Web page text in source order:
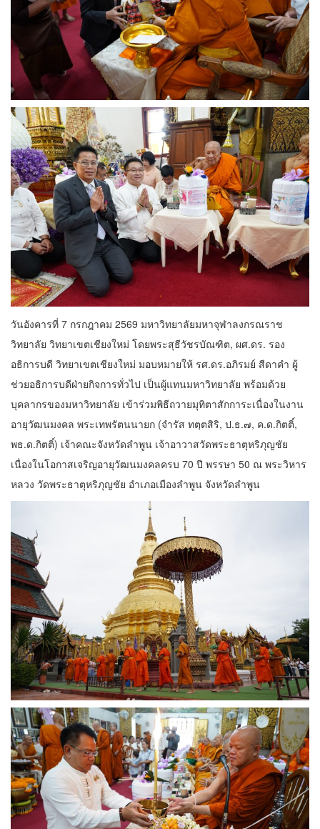
วันอังคารที่ 7 กรกฎาคม 2569 มหาวิทยาลัยมหาจุฬาลงกรณราช
วิทยาลัย วิทยาเขตเชียงใหม่ โดยพระสุธีวัชรบัณฑิต, ผศ.ดร. รอง
อธิการบดี วิทยาเขตเชียงใหม่ มอบหมายให้ รศ.ดร.อภิรมย์ สีดาคำ ผู้
ช่วยอธิการบดีฝ่ายกิจการทั่วไป เป็นผู้แทนมหาวิทยาลัย พร้อมด้วย
บุคลากรของมหาวิทยาลัย เข้าร่วมพิธีถวายมุทิตาสักการะเนื่องในงาน
อายุวัฒนมงคล พระเทพรัตนนายก (จำรัส ทตฺตสิริ, ป.ธ.๗, ค.ด.กิตติ์,
พธ.ด.กิตติ์) เจ้าคณะจังหวัดลำพูน เจ้าอาวาสวัดพระธาตุหริภุญชัย
เนื่องในโอกาสเจริญอายุวัฒนมงคลครบ 70 ปี พรรษา 50 ณ พระวิหาร
หลวง วัดพระธาตุหริภุญชัย อำเภอเมืองลำพูน จังหวัดลำพูน